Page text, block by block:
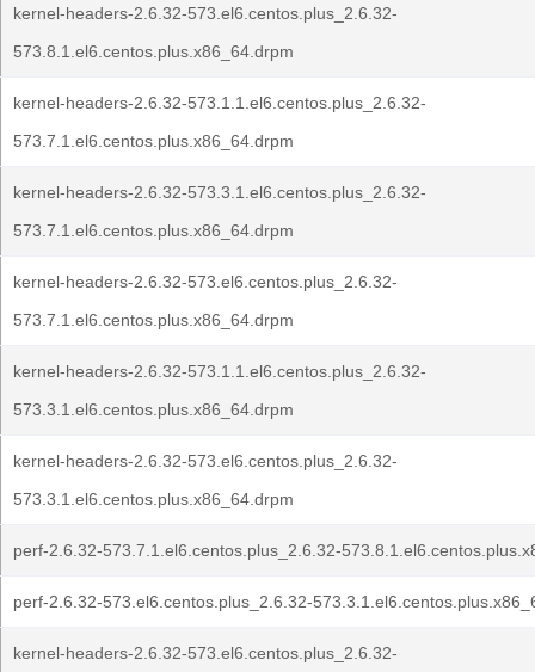
kernel-headers-2.6.32-573.el6.centos.plus_2.6.32-
573.8.1.el6.centos.plus.x86_64.drpm
kernel-headers-2.6.32-573.1.1.el6.centos.plus_2.6.32-
573.7.1.el6.centos.plus.x86_64.drpm
kernel-headers-2.6.32-573.3.1.el6.centos.plus_2.6.32-
573.7.1.el6.centos.plus.x86_64.drpm
kernel-headers-2.6.32-573.el6.centos.plus_2.6.32-
573.7.1.el6.centos.plus.x86_64.drpm
kernel-headers-2.6.32-573.1.1.el6.centos.plus_2.6.32-
573.3.1.el6.centos.plus.x86_64.drpm
kernel-headers-2.6.32-573.el6.centos.plus_2.6.32-
573.3.1.el6.centos.plus.x86_64.drpm
perf-2.6.32-573.7.1.el6.centos.plus_2.6.32-
perf-2.6.32-573.el6.centos.plus_2.6.32-
kernel-headers-2.6.32-573.el6.centos.plus_2.6.32-